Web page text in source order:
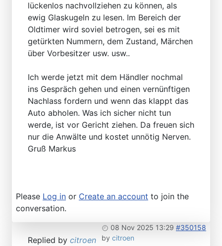
lückenlos nachvollziehen zu können, als
ewig Glaskugeln zu lesen. Im Bereich der
Oldtimer wird soviel betrogen, sei es mit
getürkten Nummern, dem Zustand, Märchen
über Vorbesitzer usw. usw..
Ich werde jetzt mit dem Händler nochmal
ins Gespräch gehen und einen vernünftigen
Nachlass fordern und wenn das klappt das
Auto abholen. Was ich sicher nicht tun
werde, ist vor Gericht ziehen. Da freuen sich
nur die Anwälte und kostet unnötig Nerven.
Gruß Markus
Please Log in or Create an account to join the
conversation.
08 Nov 2025 13:29 #350158
by citroen
Replied by citroen